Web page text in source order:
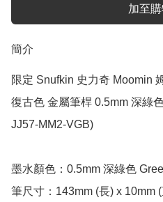
加至
簡介
限定 Snufkin 史力奇 Moomin
復古色 金屬筆桿 0.5mm 深綠
JJ57-MM2-VGB)
墨水顏色：0.5mm 深綠色
筆尺寸：143mm (長) x 10mm